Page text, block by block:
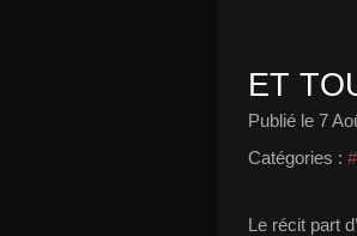
ET
Publié le 7
Catégories :
Le récit part